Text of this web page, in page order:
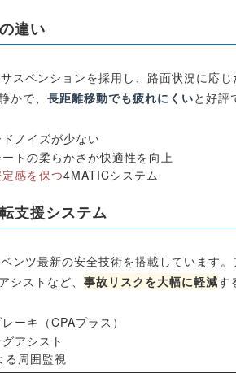
違い
スペンションを採用し、路面状況に応
かで、長距離移動でも疲れにくいと好評
ノイズが少ない
トの柔らかさが快適性を向上
感を保つ4MATICシステム
支援システム
ンツ最新の安全技術を搭載しています
シストなど、事故リスクを大幅に軽減す
ーキ（CPAプラス）
アシスト
る周囲監視